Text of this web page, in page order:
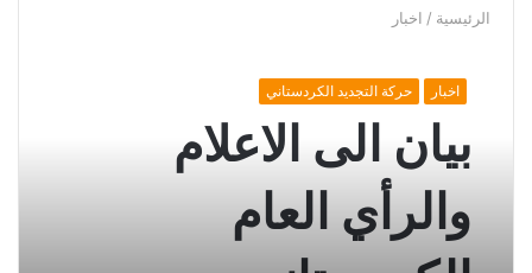
الرئيسية / اخبار
اخبار حركة التجديد الكردستاني
بيان الى الاعلام
والرأي العام